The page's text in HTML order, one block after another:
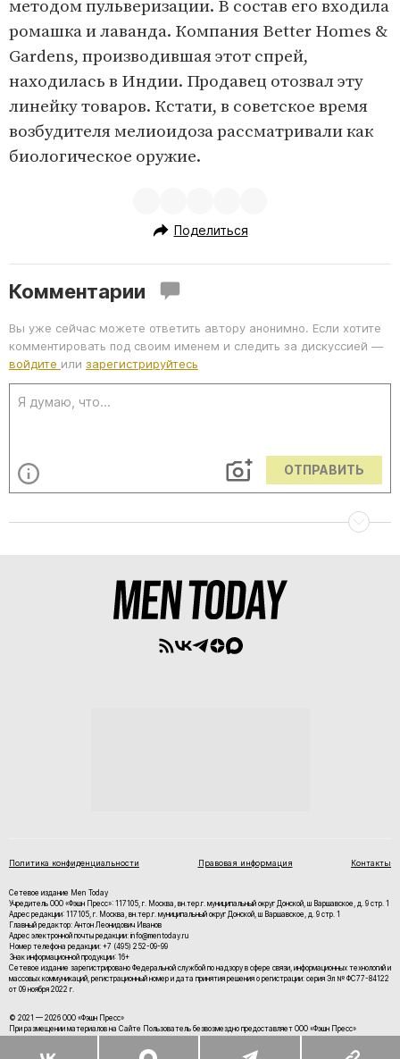
методом пульверизации. В состав его входила
ромашка и лаванда. Компания Better Homes &
Gardens, производившая этот спрей,
находилась в Индии. Продавец отозвал эту
линейку товаров. Кстати, в советское время
возбудителя мелиоидоза рассматривали как
биологическое оружие.
Поделиться
Комментарии
Вы уже сейчас можете ответить автору анонимно. Если хотите
комментировать под своим именем и следить за дискуссией —
войдите или зарегистрируйтесь
ОТПРАВИТЬ
Политика конфиденциальности Правовая информация Контакты
Сетевое издание Men Today
Учредитель ООО «Фэшн Пресс»: 117105, г. Москва, вн.тер.г. муниципальный округ Донской, ш Варшавское, д. 9 стр. 1
Адрес редакции: 117105, г. Москва, вн.тер.г. муниципальный округ Донской, ш Варшавское, д. 9 стр. 1
Главный редактор: Антон Леонидович Иванов
Адрес электронной почты редакции: info@mentoday.ru
Номер телефона редакции: +7 (495) 252-09-99
Знак информационной продукции: 16+
Cетевое издание зарегистрировано Федеральной службой по надзору в сфере связи, информационных технологий и
массовых коммуникаций, регистрационный номер и дата принятия решения о регистрации: серия Эл № ФС77-84122
от 09 ноября 2022 г.
© 2021 — 2026 ООО «Фэшн Пресс»
При размещении материалов на Сайте Пользователь безвозмездно предоставляет ООО «Фэшн Пресс»
произведений, а также на демонстрацию материалов и доведение их до всеобщего сведения.